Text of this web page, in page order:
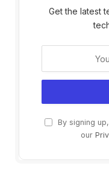
Get the latest
By signing
our